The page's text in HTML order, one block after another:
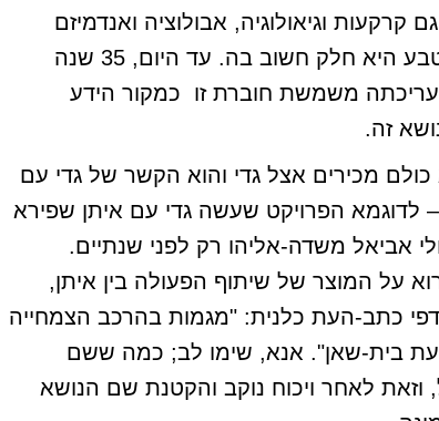
קרקעות וגיאולוגיה, אבולוציה ואנדמיזם
וברור ששמירת טבע היא חלק חשוב בה. עד היום, 35 שנה
משמשת חוברת זו כמקור הידע
זה.
מכירים אצל גדי והוא הקשר של גדי עם
– לדוגמא הפרויקט שעשה גדי עם איתן שפירא
אביאל משדה-אליהו רק לפני שנתיים.
על המוצר של שיתוף הפעולה בין איתן,
דפי כתב-העת כלנית: "מגמות בהרכב הצמחייה
בית-שאן". אנא, שימו לב; כמה ששם
לאחר ויכוח נוקב והקטנת שם הנושא